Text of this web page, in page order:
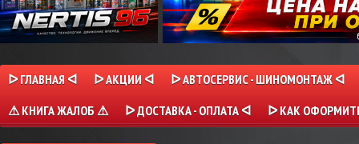
ᐅ ГЛАВНАЯ ᐊ ᐅ АКЦИИ ᐊ
ᐅ АВТОСЕРВИС - ШИНОМОНТАЖ ᐊ
⚠ КНИГА ЖАЛОБ ⚠
ᐅ ДОСТАВКА - ОПЛАТА ᐊ ᐅ КАК